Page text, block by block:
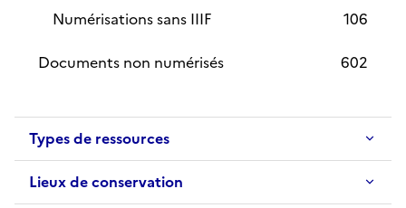
Numérisations sans IIIF
106
Documents non numérisés
602
Types de ressources
Lieux de conservation